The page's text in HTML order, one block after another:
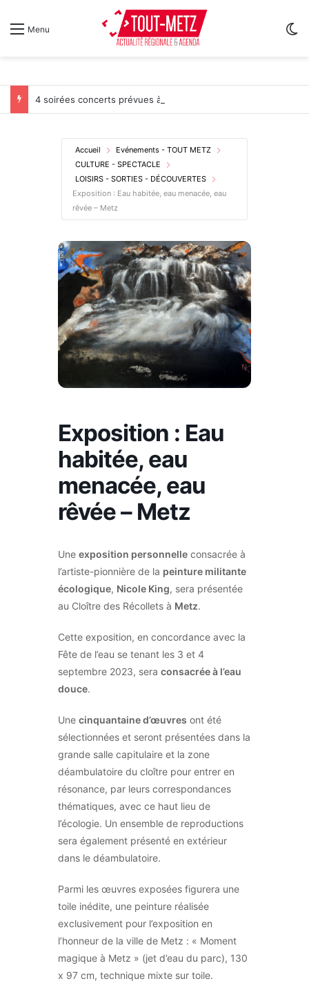
Menu
Accueil
Evénements - TOUT METZ
CULTURE - SPECTACLE
LOISIRS - SORTIES - DÉCOUVERTES
Exposition : Eau habitée, eau menacée, eau
rêvée – Metz
Exposition : Eau
habitée, eau
menacée, eau
rêvée – Metz
Une exposition personnelle consacrée à
l’artiste-pionnière de la peinture militante
écologique, Nicole King, sera présentée
au Cloître des Récollets à Metz.
Cette exposition, en concordance avec la
Fête de l’eau se tenant les 3 et 4
septembre 2023, sera consacrée à l’eau
douce.
Une cinquantaine d’œuvres ont été
sélectionnées et seront présentées dans la
grande salle capitulaire et la zone
déambulatoire du cloître pour entrer en
résonance, par leurs correspondances
thématiques, avec ce haut lieu de
l’écologie. Un ensemble de reproductions
sera également présenté en extérieur
dans le déambulatoire.
Parmi les œuvres exposées figurera une
toile inédite, une peinture réalisée
exclusivement pour l’exposition en
l’honneur de la ville de Metz : « Moment
magique à Metz » (jet d’eau du parc), 130
x 97 cm, technique mixte sur toile.